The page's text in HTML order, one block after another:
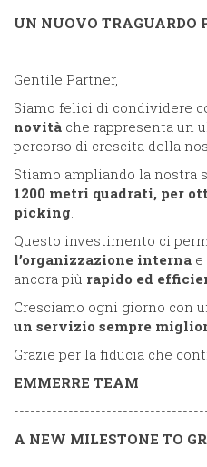
UN NUOVO TRAGUARDO
Gentile Partner,
Siamo felici di condividere
novità che rappresenta un
percorso di crescita della
Stiamo ampliando la nostra
1200 metri quadrati, per
picking.
Questo investimento ci
l’organizzazione interna
ancora più rapido ed
Cresciamo ogni giorno con
un servizio sempre
Grazie per la fiducia che
EMMERRE TEAM
A NEW MILESTONE TO